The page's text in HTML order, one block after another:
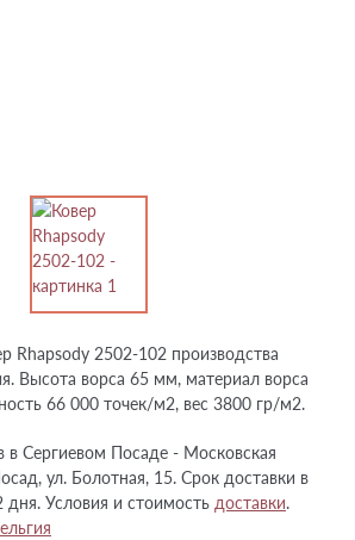
Rhapsody 2502-102 производства
Высота ворса 65 мм, материал ворса
66 000 точек/м2, вес 3800 гр/м2.
в Сергиевом Посаде - Московская
ул. Болотная, 15. Срок доставки в
Условия и стоимость доставки.